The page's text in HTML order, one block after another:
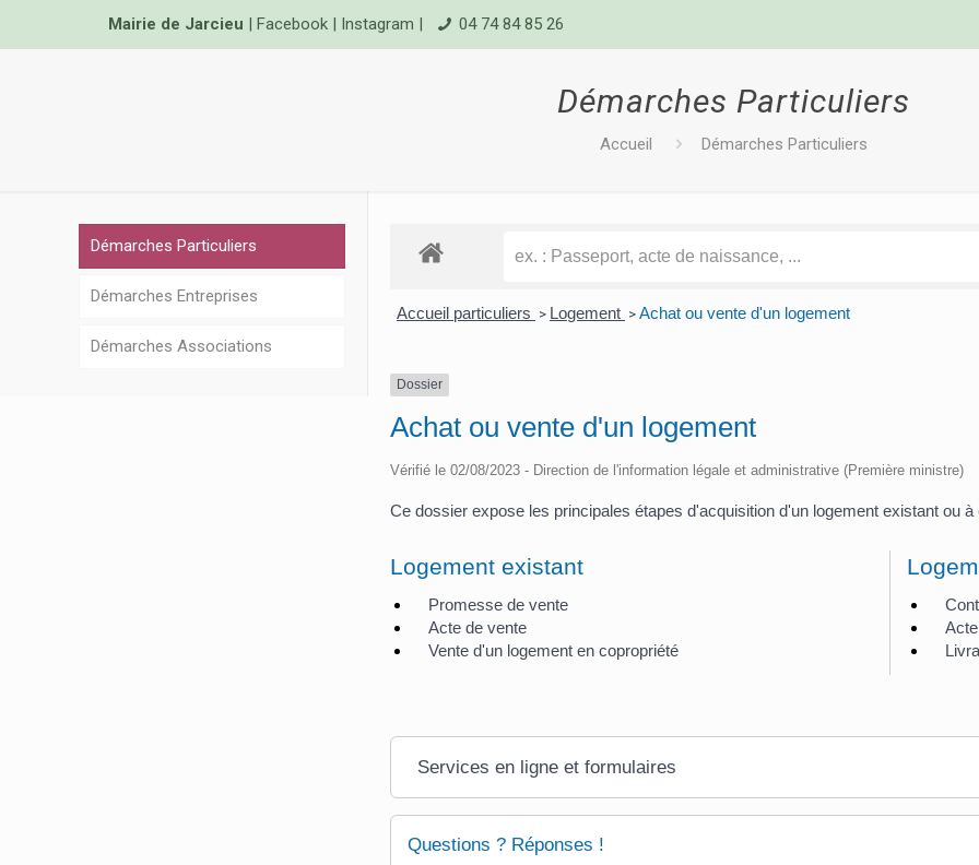
Mairie de Jarcieu | Facebook| Instagram | 04 74 84 85 26
Démarches Particuliers
Accueil Démarches Particuliers
Accueil particuliers > Logement > Achat ou vente d'un logement
Dossier
Achat ou vente d'un logement
Vérifié le 02/08/2023 - Direction de l'information légale et administrative (Première ministre)
Ce dossier expose les principales étapes d'acquisition d'un logement existant ou
Logement existant
Promesse de vente
Acte de vente
Vente d'un logement en copropriété
Services en ligne et formulaires
Questions ? Réponses !
Démarches Particuliers
Démarches Entreprises
Démarches Associations